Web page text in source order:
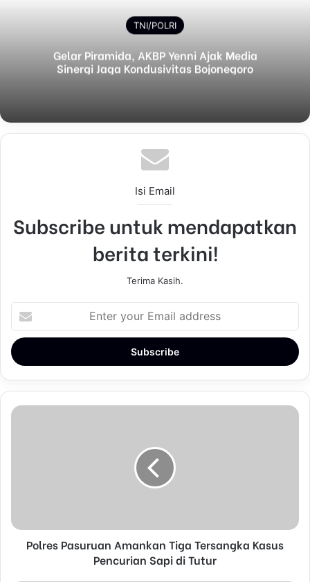
TNI/POLRI
Gelar Piramida, AKBP Yenni Ajak Media
Sinergi Jaga Kondusivitas Bojonegoro
Isi Email
Subscribe untuk mendapatkan
berita terkini!
Terima Kasih.
e
y
u
d
Polres Pasuruan Amankan Tiga Tersangka Kasus
Pencurian Sapi di Tutur